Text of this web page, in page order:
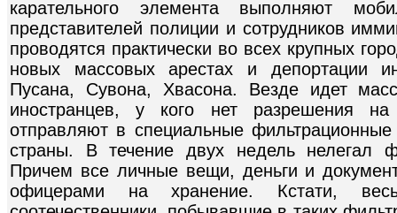
карательного элемента выполняют
представителей полиции и сотрудников
проводятся практически во всех крупных
новых массовых арестах и депортации
Пусана, Сувона, Хвасона. Везде идет
иностранцев, у кого нет разрешения
отправляют в специальные
страны. В течение двух недель нелегал
Причем все личные вещи, деньги и
офицерами на хранение. Кстати,